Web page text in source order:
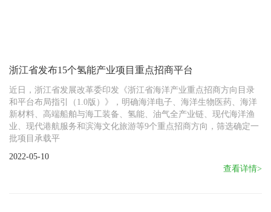
浙江省发布15个氢能产业项目重点招商平台
近日，浙江省发展改革委印发《浙江省海洋产业重点招商方向目录
和平台布局指引（1.0版）》，明确海洋电子、海洋生物医药、海洋
新材料、高端船舶与海工装备、氢能、油气全产业链、现代海洋渔
业、现代港航服务和滨海文化旅游等9个重点招商方向，筛选确定一
批项目承载平
2022-05-10
查看详情>